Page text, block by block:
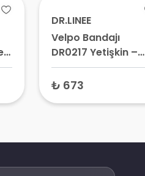
DR.LINEE
Velpo Bandajı
DR0217 Yetişkin –
Omuz Sabitleyici,
Kol Askısı, Köprücük
₺ 673